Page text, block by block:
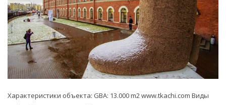
Характеристики объекта: GBA: 13.000 m2 www.tkachi.com Виды